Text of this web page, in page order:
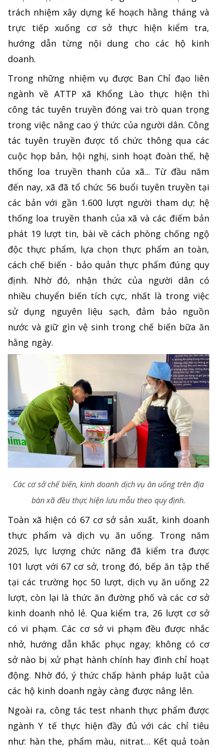
trách nhiệm xây dựng kế hoạch hằng tháng và
trực tiếp xuống cơ sở thực hiện kiểm tra,
hướng dẫn từng nội dung cho các hộ kinh
doanh.
Trong những nhiệm vụ được Ban Chỉ đạo liên
ngành về ATTP xã Khổng Lào thực hiện thì
công tác tuyên truyền đóng vai trò quan trọng
trong việc nâng cao ý thức của người dân. Công
tác tuyên truyền được tổ chức thông qua các
cuộc họp bản, hội nghị, sinh hoạt đoàn thể, hệ
thống loa truyền thanh của xã... Từ đầu năm
đến nay, xã đã tổ chức 56 buổi tuyên truyền tại
các bản với gần 1.600 lượt người tham dự; hệ
thống loa truyền thanh của xã và các điểm bản
phát 19 lượt tin, bài về cách phòng chống ngộ
độc thực phẩm, lựa chọn thực phẩm an toàn,
cách chế biến - bảo quản thực phẩm đúng quy
định. Nhờ đó, nhận thức của người dân có
nhiều chuyển biến tích cực, nhất là trong việc
sử dụng nguyên liệu sạch, đảm bảo nguồn
nước và giữ gìn vệ sinh trong chế biến bữa ăn
hằng ngày.
Các cơ sở chế biến, kinh doanh dịch vụ ăn uống trên địa
bàn xã đều thực hiện lưu mẫu theo quy định.
Toàn xã hiện có 67 cơ sở sản xuất, kinh doanh
thực phẩm và dịch vụ ăn uống. Trong năm
2025, lực lượng chức năng đã kiểm tra được
101 lượt với 67 cơ sở, trong đó, bếp ăn tập thể
tại các trường học 50 lượt, dịch vụ ăn uống 22
lượt, còn lại là thức ăn đường phố và các cơ sở
kinh doanh nhỏ lẻ. Qua kiểm tra, 26 lượt cơ sở
có vi phạm. Các cơ sở vi phạm đều được nhắc
nhở, hướng dẫn khắc phục ngay; không có cơ
sở nào bị xử phạt hành chính hay đình chỉ hoạt
động. Nhờ đó, ý thức chấp hành pháp luật của
các hộ kinh doanh ngày càng được nâng lên.
Ngoài ra, công tác test nhanh thực phẩm được
ngành Y tế thực hiện đầy đủ với các chỉ tiêu
như: hàn the, phẩm màu, nitrat… Kết quả toàn